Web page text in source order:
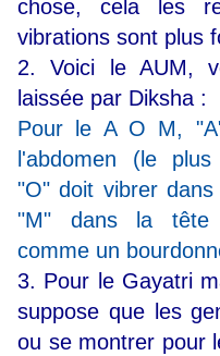
chose, cela les
vibrations sont plus
2. Voici le AUM,
laissée par Diksha :
Pour le A O M,
l'abdomen (le plus
"O" doit vibrer
"M" dans la tête
comme un
3. Pour le Gayatri
suppose que les
ou se montrer pour